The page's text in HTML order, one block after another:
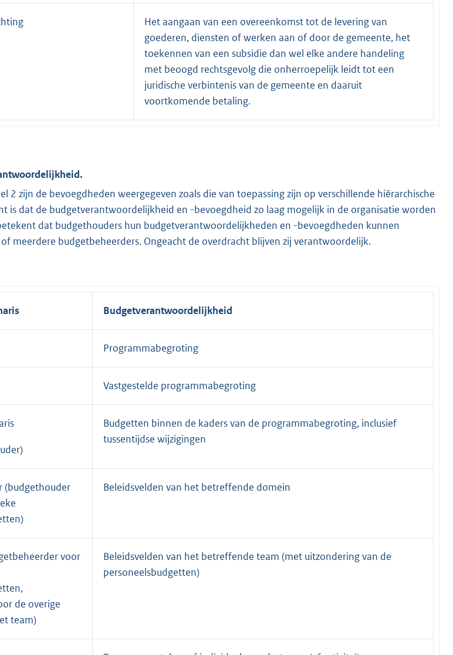
Het aangaan van een overeenkomst tot de levering van
goederen, diensten of werken aan of door de gemeente, het
toekennen van een subsidie dan wel elke andere handeling
met beoogd rechtsgevolg die onherroepelijk leidt tot een
juridische verbintenis van de gemeente en daaruit
voortkomende betaling.
2 zijn de bevoegdheden weergegeven zoals die van toepassing zijn op verschillende hiërarchische
is dat de budgetverantwoordelijkheid en -bevoegdheid zo laag mogelijk in de organisatie worden
dat budgethouders hun budgetverantwoordelijkheden en -bevoegdheden kunnen
meerdere budgetbeheerders. Ongeacht de overdracht blijven zij verantwoordelijk.
Budgetverantwoordelijkheid
Programmabegroting
Vastgestelde programmabegroting
Budgetten binnen de kaders van de programmabegroting, inclusief
tussentijdse wijzigingen
(budgethouder
Beleidsvelden van het betreffende domein
voor
de overige
team)
Beleidsvelden van het betreffende team (met uitzondering van de
personeelsbudgetten)